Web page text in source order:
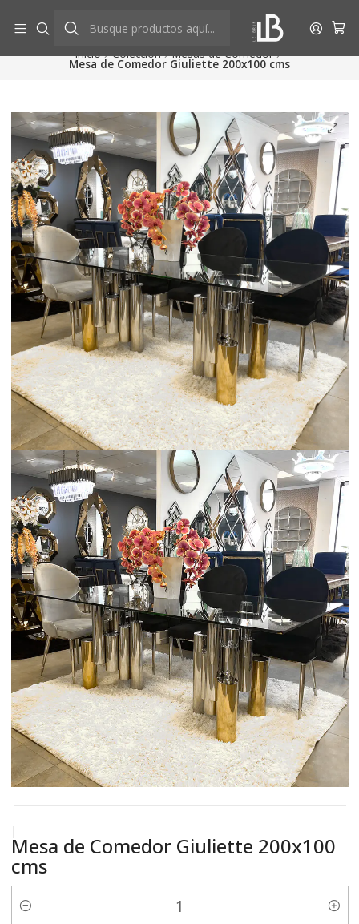
Ver más
Inicio Colección Mesas de Comedor
Mesa de Comedor Giuliette 200x100 cms
|
Mesa de Comedor Giuliette 200x100
cms
Cantidad